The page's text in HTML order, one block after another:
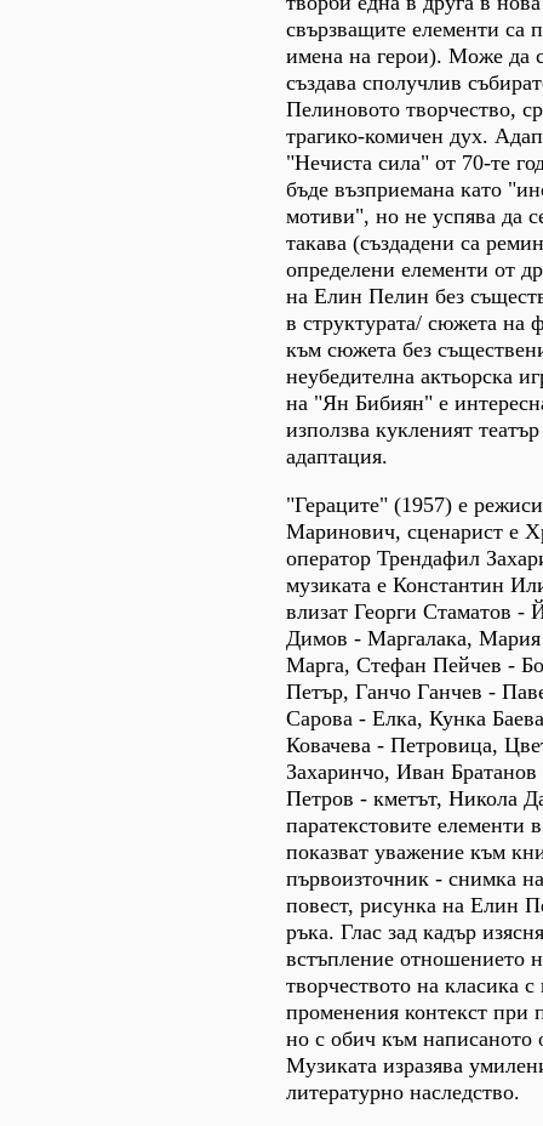
свързващите елементи са
имена на герои). Може да
създава сполучлив
Пелиновото творчество,
трагико-комичен дух.
"Нечиста сила" от 70-те
бъде възприемана като
мотиви", но не успява да
такава (създадени са
определени елементи от
на Елин Пелин без
в структурата/ сюжета на
към сюжета без
неубедителна актьорска
на "Ян Бибиян" е
използва кукленият
адаптация.
"Гераците" (1957) e
Маринович, сценарист е
оператор Трендафил
музиката е Константин
влизат Георги Стаматов -
Димов - Маргалака,
Марга, Стефан Пейчев -
Петър, Ганчо Ганчев -
Сарова - Елка, Кунка
Ковачева - Петровица,
Захаринчо, Иван
Петров - кметът, Никола
паратекстовите елементи
показват уважение към
първоизточник - снимка
повест, рисунка на Елин
ръка. Глас зад кадър
встъпление отношението
творчеството на класика
променения контекст при
но с обич към
Музиката изразява
литературно наследство.